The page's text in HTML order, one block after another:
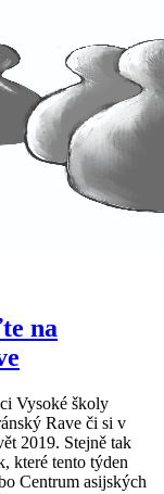
na
Vysoké školy
Rave či si v
2019. Stejně tak
které tento týden
Centrum asijských